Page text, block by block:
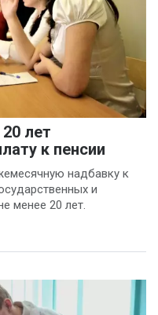
лет
к пенсии
надбавку к
и
менее 20 лет.